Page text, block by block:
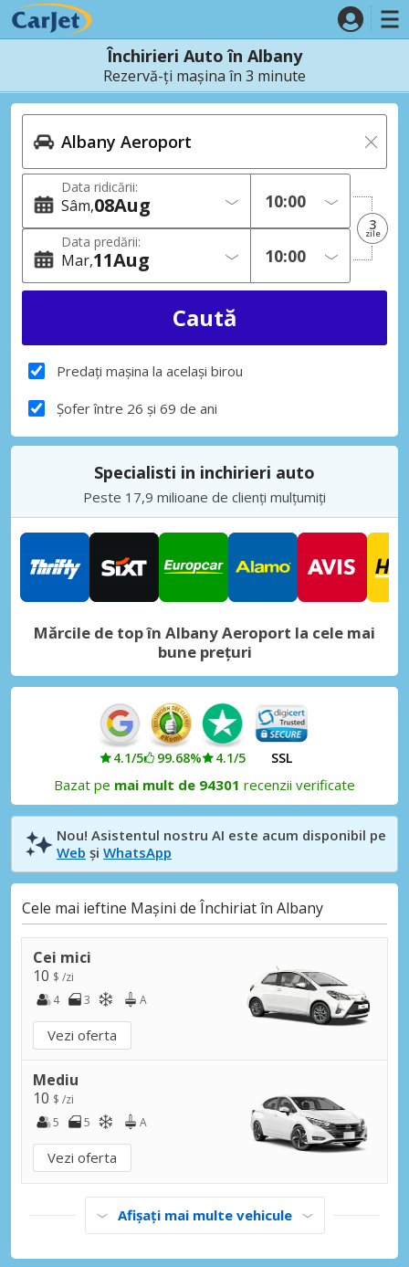
Închirieri Auto în Albany
Rezervă-ți mașina în 3 minute
Data ridicării:
Sâm 08Aug
Data predării:
Mar 11Aug
3
zile
Predați mașina la același birou
Șofer între 26 și 69 de ani
Specialisti in inchirieri auto
Peste 17,9 milioane de clienți mulțumiți
Mărcile de top în Albany Aeroport la cele mai
bune prețuri
4.1/5 99.68% 4.1/5 SSL
Bazat pe mai mult de 94301 recenzii verificate
Nou! Asistentul nostru AI este acum disponibil pe
Web și WhatsApp
Cele mai ieftine Mașini de Închiriat în Albany
Cei mici
10 $ /zi
4
3 A
Vezi oferta
Mediu
10 $ /zi
5
5 A
Vezi oferta
Afișați mai multe vehicule